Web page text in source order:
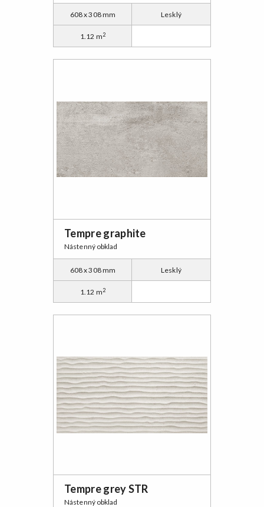
608 x 308 mm Lesklý
1.12 m2
Tempre graphite
Nástenný obklad
608 x 308 mm Lesklý
1.12 m2
Tempre grey STR
Nástenný obklad